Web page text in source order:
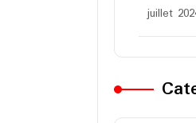
juillet